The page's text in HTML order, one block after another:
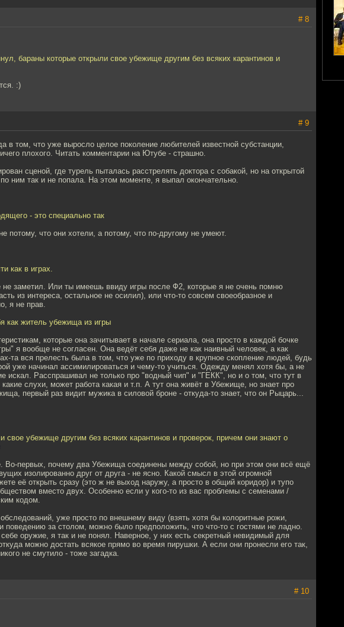
# 8
бараны которые открыли свое убежище другим без всяких карантинов и
:)
# 9
в том, что уже выросло целое поколение любителей известной субстанции,
плохого. Читать комментарии на Ютубе - страшно.
сценой, где турель пыталась расстрелять доктора с собакой, но на открытой
ним так и не попала. На этом моменте, я выпал окончательно.
- это специально так
потому, что они хотели, а потому, что по-другому не умеют.
как в играх.
заметил. Или ты имеешь ввиду игры после Ф2, которые я не очень помню
из интереса, остальное не осилил), или что-то совсем своеобразное и
я не прав.
как житель убежища из игры
которые она зачитывает в начале сериала, она просто в каждой бочке
я вообще не согласен. Она ведёт себя даже не как наивный человек, а как
та вся прелесть была в том, что уже по приходу в крупное скопление людей, будь
уже начинал ассимилироваться и чему-то учиться. Одежду менял хотя бы, а не
искал. Расспрашивал не только про "водный чип" и "ГЕКК", но и о том, что тут в
какие слухи, может работа какая и т.п. А тут она живёт в Убежище, но знает про
первый раз видит мужика в силовой броне - откуда-то знает, что он Рыцарь...
свое убежище другим без всяких карантинов и проверок, причем они знают о
Во-первых, почему два Убежища соединены между собой, но при этом они всё ещё
изолированно друг от друга - не ясно. Какой смысл в этой огромной
её открыть сразу (это ж не выход наружу, а просто в общий коридор) и тупо
вместо двух. Особенно если у кого-то из вас проблемы с семенами /
кодом.
уже просто по внешнему виду (взять хотя бы колоритные рожи,
поведению за столом, можно было предположить, что что-то с гостями не ладно.
себе оружие, я так и не понял. Наверное, у них есть секретный невидимый для
можно достать всякое прямо во время пирушки. А если они пронесли его так,
не смутило - тоже загадка.
# 10